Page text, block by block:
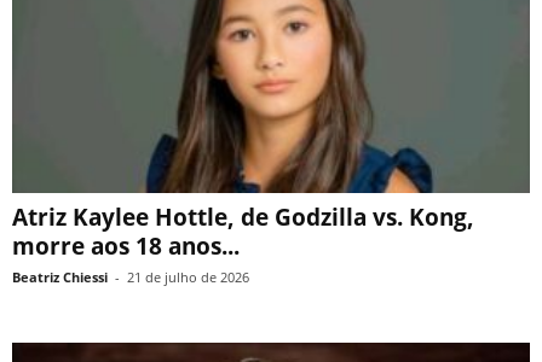
Atriz Kaylee Hottle, de Godzilla vs. Kong,
morre aos 18 anos...
Beatriz Chiessi - 21 de julho de 2026